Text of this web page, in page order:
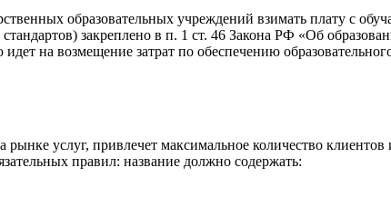
образовательных учреждений взимать плату с
закреплено в п. 1 ст. 46 Закона РФ «Об
на возмещение затрат по обеспечению
услуг, привлечет максимальное количество
правил: название должно содержать: